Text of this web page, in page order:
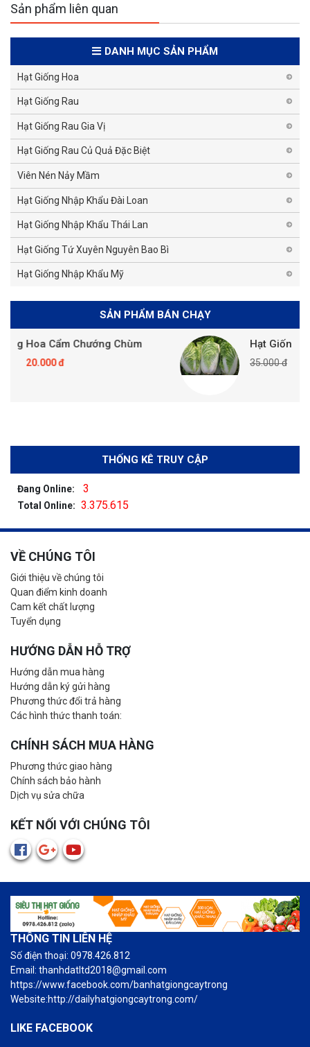
Sản phẩm liên quan
DANH MỤC SẢN PHẨM
Hạt Giống Hoa
Hạt Giống Rau
Hạt Giống Rau Gia Vị
Hạt Giống Rau Củ Quả Đặc Biệt
Viên Nén Nảy Mầm
Hạt Giống Nhập Khẩu Đài Loan
Hạt Giống Nhập Khẩu Thái Lan
Hạt Giống Tứ Xuyên Nguyên Bao Bì
Hạt Giống Nhập Khẩu Mỹ
SẢN PHẨM BÁN CHẠY
Hạt Giống Cải Thảo
20.000 đ
THỐNG KÊ TRUY CẬP
Đang Online: 3
Total Online: 3.375.615
VỀ CHÚNG TÔI
Giới thiệu về chúng tôi
Quan điểm kinh doanh
Cam kết chất lượng
Tuyển dụng
HƯỚNG DẪN HỖ TRỢ
Hướng dẫn mua hàng
Hướng dẫn ký gửi hàng
Phương thức đổi trả hàng
Các hình thức thanh toán:
CHÍNH SÁCH MUA HÀNG
Phương thức giao hàng
Chính sách bảo hành
Dịch vụ sửa chữa
KẾT NỐI VỚI CHÚNG TÔI
THÔNG TIN LIÊN HỆ
Số điện thoại: 0978.426.812
Email: thanhdatltd2018@gmail.com
https://www.facebook.com/banhatgiongcaytrong
Website:http://dailyhatgiongcaytrong.com/
LIKE FACEBOOK